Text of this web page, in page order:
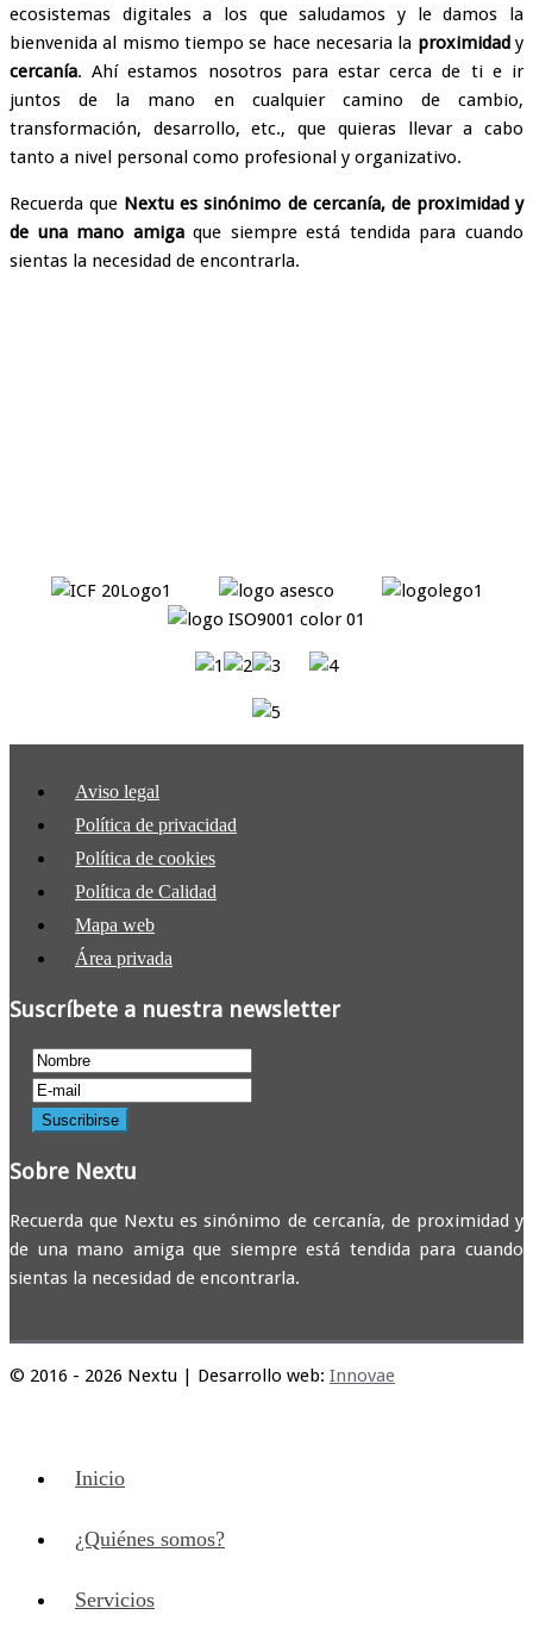
ecosistemas digitales a los que saludamos y le damos la
bienvenida al mismo tiempo se hace necesaria la proximidady
cercanía. Ahí estamos nosotros para estar cerca de ti e ir
juntos de la mano en cualquier camino de cambio,
transformación, desarrollo, etc., que quieras llevar a cabo
tanto a nivel personal como profesional y organizativo.
Recuerda que Nextu es sinónimo de cercanía, de proximidad y
de una mano amigaque siempre está tendida para cuando
sientas la necesidad de encontrarla.
Aviso legal
Política de privacidad
Política de cookies
Política de Calidad
Mapa web
Área privada
Suscríbete a nuestra newsletter
Sobre Nextu
Recuerda que Nextu es sinónimo de cercanía, de proximidad y
de una mano amiga que siempre está tendida para cuando
sientas la necesidad de encontrarla.
© 2016 - 2026 Nextu | Desarrollo web: Innovae
Inicio
¿Quiénes somos?
Servicios